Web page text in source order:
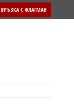
ВРЪЗКА С ФЛАГМАН